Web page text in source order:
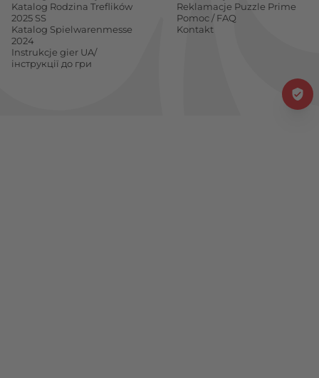
Katalog Rodzina Treflików
2025 SS
Katalog Spielwarenmesse
2024
Instrukcje gier UA/
інструкції до гри
Reklamacje Puzzle Prime
Pomoc / FAQ
Kontakt